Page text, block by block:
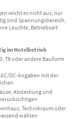
reicht es nicht aus, nur
sind Spannungsbereich,
Leuchte, Betriebsart
im Hotelbetrieb
T8 oder andere Bauform
AC/DC-Angaben mit der
Abdeckung und
Technikraum oder
wählen